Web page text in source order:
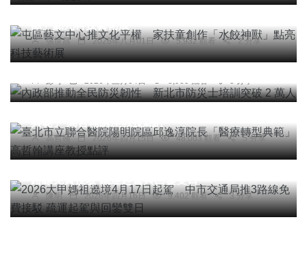
屯區藝文中心推文化平權 家扶童創作「水餃神
張世昌 2026年八月01日 5,932 觀看 2 分享
內政部推動全民防災韌性 新北市防災士培訓突破
2 萬人
彭可 2026年三月04日 8,989 觀看 3 分享
專欄
臺北市立聯合醫院陽明院區邱逸淳院長「醫療轉型
高哲翰 2026年四月15日 48,003 觀看 5 分享
社會 宗教 綜合新聞 旅遊
2026大甲媽祖遶境4月17日起駕 中市交通局推3
陳明 2026年四月16日 9,402 觀看 3 分享